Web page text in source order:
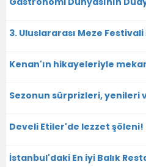
3. Uluslararası Meze Festivali
Kenan'ın hikayeleriyle
Sezonun sürprizleri, yenileri
Develi Etiler'de lezzet şöleni!
İstanbul'daki En iyi Balık